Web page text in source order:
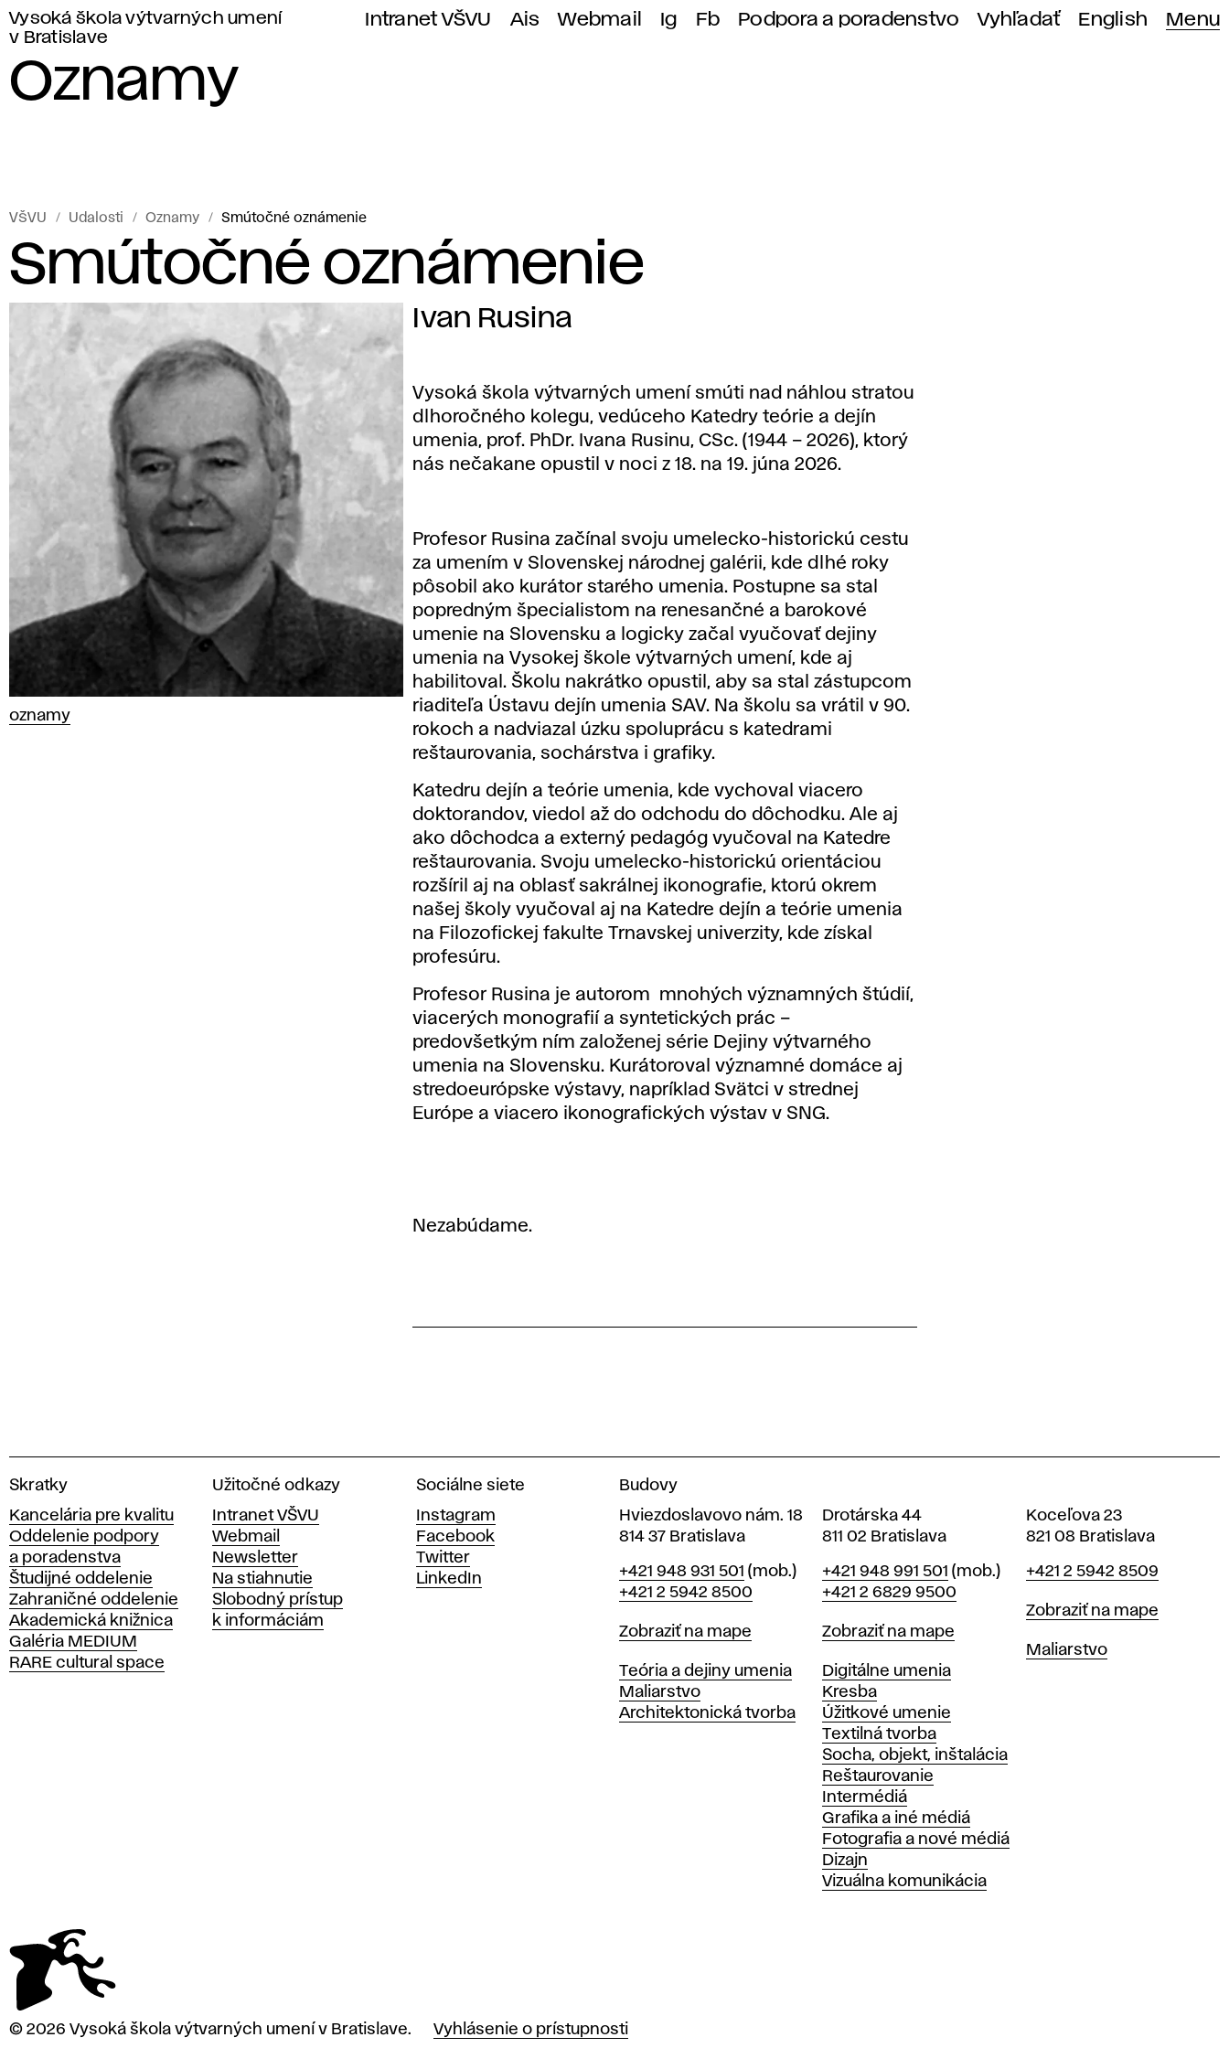
Vysoká škola výtvarných umení
v Bratislave
Intranet VŠVU Ais Webmail Ig Fb Podpora a poradenstvo Vyhľadať English Menu
Oznamy
VŠVU Udalosti Oznamy Smútočné oznámenie
Smútočné oznámenie
oznamy
Ivan Rusina
Vysoká škola výtvarných umení smúti nad náhlou stratou
dlhoročného kolegu, vedúceho Katedry teórie a dejín
umenia, prof. PhDr. Ivana Rusinu, CSc. (1944 – 2026), ktorý
nás nečakane opustil v noci z 18. na 19. júna 2026.
Profesor Rusina začínal svoju umelecko-historickú cestu
za umením v Slovenskej národnej galérii, kde dlhé roky
pôsobil ako kurátor starého umenia. Postupne sa stal
popredným špecialistom na renesančné a barokové
umenie na Slovensku a logicky začal vyučovať dejiny
umenia na Vysokej škole výtvarných umení, kde aj
habilitoval. Školu nakrátko opustil, aby sa stal zástupcom
riaditeľa Ústavu dejín umenia SAV. Na školu sa vrátil v 90.
rokoch a nadviazal úzku spoluprácu s katedrami
reštaurovania, sochárstva i grafiky.
Katedru dejín a teórie umenia, kde vychoval viacero
doktorandov, viedol až do odchodu do dôchodku. Ale aj
ako dôchodca a externý pedagóg vyučoval na Katedre
reštaurovania. Svoju umelecko-historickú orientáciou
rozšíril aj na oblasť sakrálnej ikonografie, ktorú okrem
našej školy vyučoval aj na Katedre dejín a teórie umenia
na Filozofickej fakulte Trnavskej univerzity, kde získal
profesúru.
Profesor Rusina je autorom mnohých významných štúdií,
viacerých monografií a syntetických prác –
predovšetkým ním založenej série Dejiny výtvarného
umenia na Slovensku. Kurátoroval významné domáce aj
stredoeurópske výstavy, napríklad Svätci v strednej
Európe a viacero ikonografických výstav v SNG.
Nezabúdame.
V
s
o
k
á
š
k
o
l
e
n
v
Skratky
Kancelária pre kvalitu
Oddelenie podpory
a poradenstva
Študijné oddelenie
Zahraničné oddelenie
Akademická knižnica
Galéria MEDIUM
RARE cultural space
Užitočné odkazy
Intranet VŠVU
Webmail
Newsletter
Na stiahnutie
Slobodný prístup
k informáciám
Sociálne siete
Instagram
Facebook
Twitter
LinkedIn
Budovy
Hviezdoslavovo nám. 18
814 37 Bratislava
Telefón
+421 948 931 501 (mob.)
+421 2 5942 8500
Mapa
Zobraziť na mape
Katedry
Teória a dejiny umenia
Maliarstvo
Architektonická tvorba
Drotárska 44
811 02 Bratislava
Telefón
+421 948 991 501 (mob.)
+421 2 6829 9500
Mapa
Zobraziť na mape
Katedry
Digitálne umenia
Kresba
Úžitkové umenie
Textilná tvorba
Socha, objekt, inštalácia
Reštaurovanie
Intermédiá
Grafika a iné médiá
Fotografia a nové médiá
Dizajn
Vizuálna komunikácia
Koceľova 23
821 08 Bratislava
Telefón
+421 2 5942 8509
Mapa
Zobraziť na mape
Katedry
Maliarstvo
© 2026 Vysoká škola výtvarných umení v Bratislave. Vyhlásenie o prístupnosti